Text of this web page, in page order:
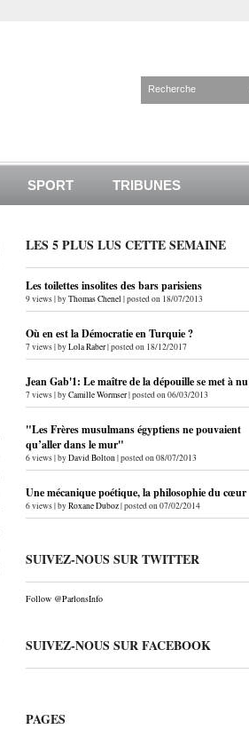
SPORT TRIBUNES
LES 5 PLUS LUS CETTE SEMAINE
Les toilettes insolites des bars parisiens
9 views|byThomas Chenel |posted on 18/07/2013
Où en est la Démocratie en Turquie ?
7 views|byLola Raber|posted on 18/12/2017
Jean Gab'1: Le maître de la dépouille se met à nu
7 views|byCamille Wormser|posted on 06/03/2013
"Les Frères musulmans égyptiens ne pouvaient
qu’aller dans le mur"
6 views|byDavid Bolton|posted on 08/07/2013
Une mécanique poétique, la philosophie du cœur
6 views|byRoxane Duboz|posted on 07/02/2014
SUIVEZ-NOUS SUR TWITTER
Follow @ParlonsInfo
SUIVEZ-NOUS SUR FACEBOOK
PAGES